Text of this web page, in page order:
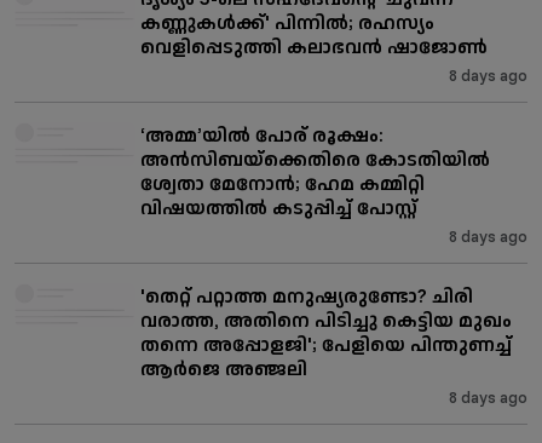
കണ്ണുകൾക്ക്' പിന്നിൽ; രഹസ്യം
വെളിപ്പെടുത്തി കലാഭവൻ ഷാജോൺ
8 days ago
‘അമ്മ’യിൽ പോര് രൂക്ഷം:
അൻസിബയ്ക്കെതിരെ കോടതിയിൽ
ശ്വേതാ മേനോൻ; ഹേമ കമ്മിറ്റി
വിഷയത്തിൽ കടുപ്പിച്ച് പോസ്റ്റ്
8 days ago
'തെറ്റ് പറ്റാത്ത മനുഷ്യരുണ്ടോ? ചിരി
വരാത്ത, അതിനെ പിടിച്ചു കെട്ടിയ മുഖം
തന്നെ അപ്പോളജി'; പേളിയെ പിന്തുണച്ച്
ആർജെ അഞ്ജലി
8 days ago